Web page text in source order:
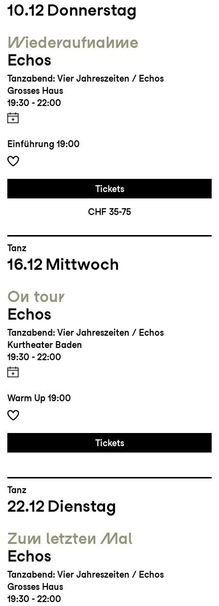
10.12 Donnerstag
Wieder­aufnahme
Echos
Tanzabend: Vier Jahreszeiten / Echos
Grosses Haus
19:30 - 22:00
Einführung 19:00
Tickets
CHF 35-75
Tanz
16.12 Mittwoch
On tour
Echos
Tanzabend: Vier Jahreszeiten / Echos
Kurtheater Baden
19:30 - 22:00
Warm Up 19:00
Tickets
Tanz
22.12 Dienstag
Zum letzten Mal
Echos
Tanzabend: Vier Jahreszeiten / Echos
Grosses Haus
19:30 - 22:00